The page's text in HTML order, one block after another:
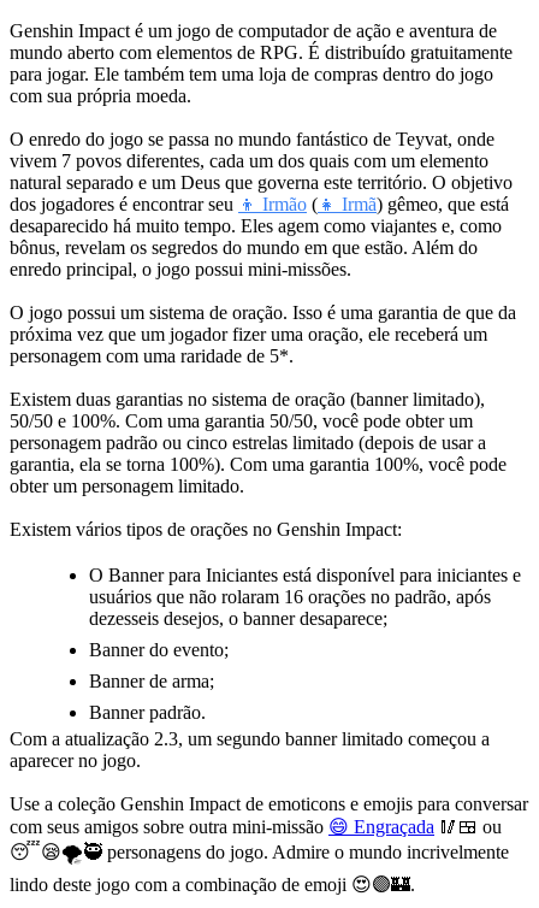
Genshin Impact é um jogo de computador de ação e aventura de
mundo aberto com elementos de RPG. É distribuído gratuitamente
para jogar. Ele também tem uma loja de compras dentro do jogo
com sua própria moeda.
O enredo do jogo se passa no mundo fantástico de Teyvat, onde
vivem 7 povos diferentes, cada um dos quais com um elemento
natural separado e um Deus que governa este território. O objetivo
dos jogadores é encontrar seu 👦 Irmão ( 👧 Irmã) gêmeo, que está
desaparecido há muito tempo. Eles agem como viajantes e, como
bônus, revelam os segredos do mundo em que estão. Além do
enredo principal, o jogo possui mini-missões.
O jogo possui um sistema de oração. Isso é uma garantia de que da
próxima vez que um jogador fizer uma oração, ele receberá um
personagem com uma raridade de 5*.
Existem duas garantias no sistema de oração (banner limitado),
50/50 e 100%. Com uma garantia 50/50, você pode obter um
personagem padrão ou cinco estrelas limitado (depois de usar a
garantia, ela se torna 100%). Com uma garantia 100%, você pode
obter um personagem limitado.
Existem vários tipos de orações no Genshin Impact:
O Banner para Iniciantes está disponível para iniciantes e
usuários que não rolaram 16 orações no padrão, após
dezesseis desejos, o banner desaparece;
Banner do evento;
Banner de arma;
Banner padrão.
Com a atualização 2.3, um segundo banner limitado começou a
aparecer no jogo.
Use a coleção Genshin Impact de emoticons e emojis para conversar
com seus amigos sobre outra mini-missão 😄 Engraçada 🥢🍱 ou
😴😪🌪🥷 personagens do jogo. Admire o mundo incrivelmente
lindo deste jogo com a combinação de emoji 😍🟣🏰.